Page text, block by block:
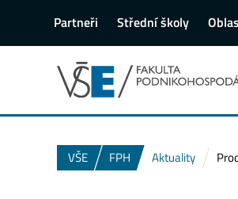
Partneři Střední školy
VŠE FPH Aktuality